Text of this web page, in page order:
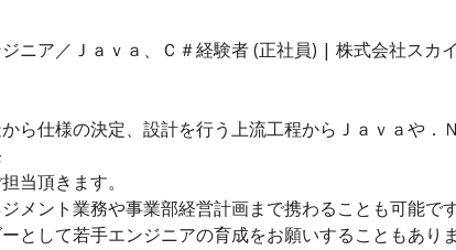
ニア／Ｊａｖａ、Ｃ＃経験者 (正社員) | 株式会社スカ
ら仕様の決定、設計を行う上流工程からＪａｖａや．
当頂きます。
メント業務や事業部経営計画まで携わることも可能です
として若手エンジニアの育成をお願いすることもありま